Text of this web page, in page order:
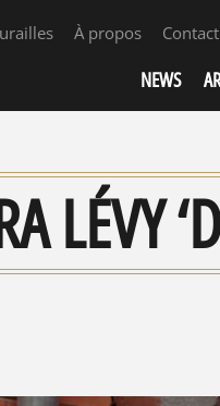
À propos Contact
NEWS
LÉVY